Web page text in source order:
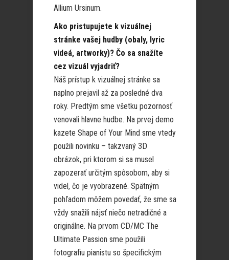
Allium Ursinum.
Ako pristupujete k vizuálnej
stránke vašej hudby (obaly, lyric
videá, artworky)? Čo sa snažíte
cez vizuál vyjadriť?
Náš prístup k vizuálnej stránke sa
naplno prejavil až za posledné dva
roky. Predtým sme všetku pozornosť
venovali hlavne hudbe. Na prvej demo
kazete Shape of Your Mind sme vtedy
použili novinku – takzvaný 3D
obrázok, pri ktorom si sa musel
zapozerať určitým spôsobom, aby si
videl, čo je vyobrazené. Spätným
pohľadom môžem povedať, že sme sa
vždy snažili nájsť niečo netradičné a
originálne. Na prvom CD/MC The
Ultimate Passion sme použili
fotografiu pianistu so špecifickým